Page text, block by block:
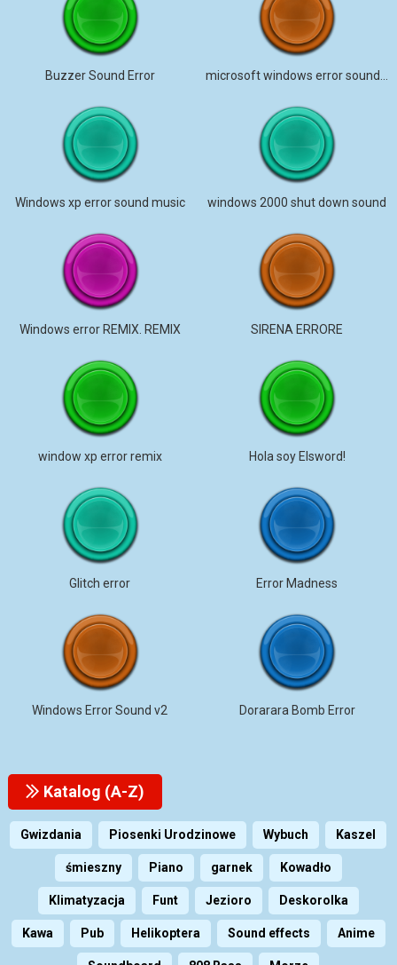
Buzzer Sound Error
Windows xp error sound music windows 2000 shut down sound
Windows error REMIX. REMIX SIRENA ERRORE
window xp error remix Hola soy Elsword!
Glitch error Error Madness
Windows Error Sound v2 Dorarara Bomb Error
Katalog (A-Z)
Gwizdania Piosenki Urodzinowe Wybuch Kaszel
śmieszny Piano garnek Kowadło
Klimatyzacja Funt Jezioro Deskorolka
Kawa Pub Helikoptera Sound effects Anime